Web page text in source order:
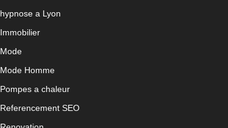
hypnose a Lyon
Immobilier
Mode
Mode Homme
Pompes a chaleur
Referencement SEO